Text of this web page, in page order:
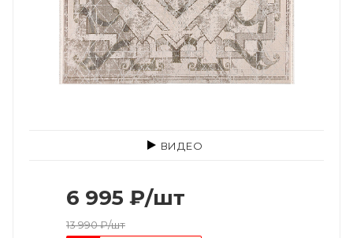
ВИДЕО
6 995 ₽/шт
13 990₽/шт